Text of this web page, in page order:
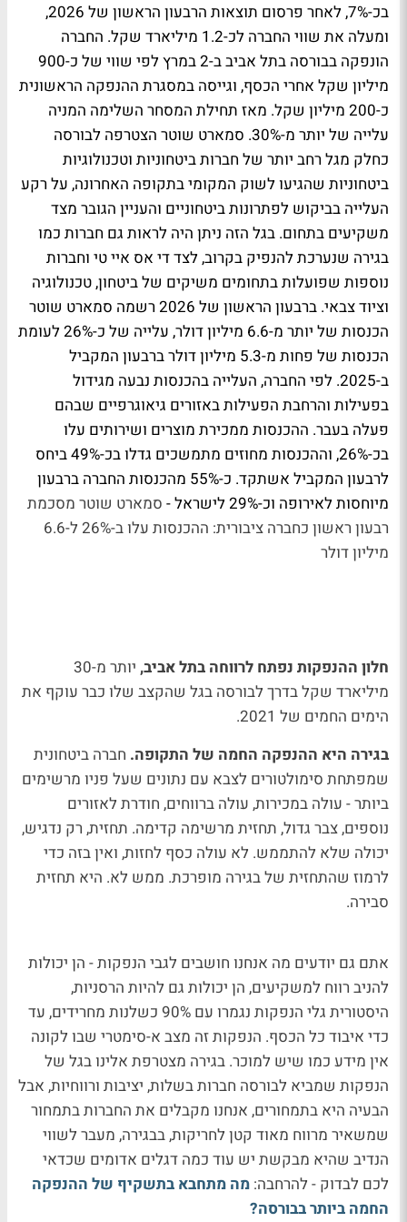
בכ-7%, לאחר פרסום תוצאות הרבעון הראשון של 2026,
ומעלה את שווי החברה לכ-1.2 מיליארד שקל. החברה
הונפקה בבורסה בתל אביב ב-2 במרץ לפי שווי של כ-900
מיליון שקל אחרי הכסף, וגייסה במסגרת ההנפקה הראשונית
כ-200 מיליון שקל. מאז תחילת המסחר השלימה המניה
עלייה של יותר מ-30%. סמארט שוטר הצטרפה לבורסה
כחלק מגל רחב יותר של חברות ביטחוניות וטכנולוגיות
ביטחוניות שהגיעו לשוק המקומי בתקופה האחרונה, על רקע
העלייה בביקוש לפתרונות ביטחוניים והעניין הגובר מצד
משקיעים בתחום. בגל הזה ניתן היה לראות גם חברות כמו
בגירה שנערכת להנפיק בקרוב, לצד די אס איי טי וחברות
נוספות שפועלות בתחומים משיקים של ביטחון, טכנולוגיה
וציוד צבאי. ברבעון הראשון של 2026 רשמה סמארט שוטר
הכנסות של יותר מ-6.6 מיליון דולר, עלייה של כ-26% לעומת
הכנסות של פחות מ-5.3 מיליון דולר ברבעון המקביל
ב-2025. לפי החברה, העלייה בהכנסות נבעה מגידול
בפעילות והרחבת הפעילות באזורים גיאוגרפיים שבהם
פעלה בעבר. ההכנסות ממכירת מוצרים ושירותים עלו
בכ-26%, וההכנסות מחוזים מתמשכים גדלו בכ-49% ביחס
לרבעון המקביל אשתקד. כ-55% מהכנסות החברה ברבעון
מיוחסות לאירופה וכ-29% לישראל -
סמארט שוטר מסכמת
רבעון ראשון כחברה ציבורית: ההכנסות עלו ב-26% ל-6.6
מיליון דולר
חלון ההנפקות נפתח לרווחה בתל אביב,
יותר מ-30
מיליארד שקל בדרך לבורסה בגל שהקצב שלו כבר עוקף את
הימים החמים של 2021.
בגירה היא ההנפקה החמה של התקופה. חברה ביטחונית
שמפתחת סימולטורים לצבא עם נתונים שעל פניו מרשימים
ביותר - עולה במכירות, עולה ברווחים, חודרת לאזורים
נוספים, צבר גדול, תחזית מרשימה קדימה. תחזית, רק נדגיש,
יכולה שלא להתממש. לא עולה כסף לחזות, ואין בזה כדי
לרמוז שהתחזית של בגירה מופרכת. ממש לא. היא תחזית
סבירה.
אתם גם יודעים מה אנחנו חושבים לגבי הנפקות - הן יכולות
להניב רווח למשקיעים, הן יכולות גם להיות הרסניות,
היסטורית גלי הנפקות נגמרו עם 90% כשלנות מחרידים, עד
כדי איבוד כל הכסף. הנפקות זה מצב א-סימטרי שבו לקונה
אין מידע כמו שיש למוכר. בגירה מצטרפת אלינו בגל של
הנפקות שמביא לבורסה חברות בשלות, יציבות ורווחיות, אבל
הבעיה היא בתמחורים, אנחנו מקבלים את החברות בתמחור
שמשאיר מרווח מאוד קטן לחריקות, בבגירה, מעבר לשווי
הנדיב שהיא מבקשת יש עוד כמה דגלים אדומים שכדאי
לכם לבדוק - להרחבה: מה מתחבא בתשקיף של ההנפקה
החמה ביותר בבורסה?